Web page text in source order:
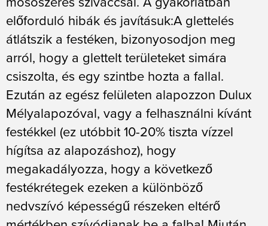
előforduló hibák és javításuk:A glettelés
átlátszik a festéken, bizonyosodjon meg
arról, hogy a glettelt területeket simára
csiszolta, és egy szintbe hozta a fallal.
Ezután az egész felületen alapozzon Dulux
Mélyalapozóval, vagy a felhasználni kívánt
festékkel (ez utóbbit 10-20% tiszta vízzel
hígítsa az alapozáshoz), hogy
megakadályozza, hogy a következő
festékrétegek ezeken a különböző
nedvszívó képességű részeken eltérő